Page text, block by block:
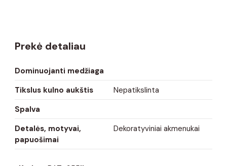
Prekė detaliau
Dominuojanti medžiaga
Tikslus kulno aukštis
Nepatikslinta
Spalva
Detalės, motyvai,
papuošimai
Dekoratyviniai akmenukai